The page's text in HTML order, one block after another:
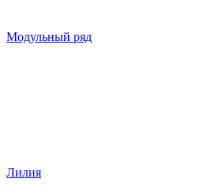
Модульный ряд
Лилия